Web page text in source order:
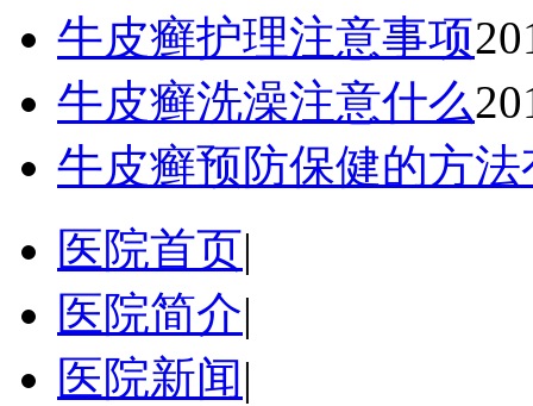
牛皮癣护理注意事项
牛皮癣洗澡注意什么
牛皮癣预防保健的方
医院首页|
医院简介|
医院新闻|